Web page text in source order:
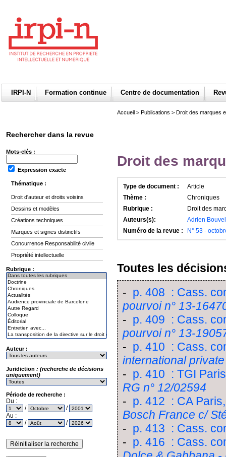
IRPI-N Formation continue Centre de documentation
Rechercher dans la revue
Mots-clés :
Expression exacte
Thématique :
Droit d'auteur et droits voisins
Dessins et modèles
Créations techniques
Marques et signes distinctifs
Concurrence Responsabilité civile
Propriété intellectuelle
Rubrique :
Auteur :
Juridiction : (recherche de décisions
uniquement)
Période de recherche :
Du :
/
/
Au :
/
/
Accueil > Publications > Droit des marques
Droit des
Type de document :
Article
Thème :
Chroniques
Rubrique :
Droit des
Auteurs(s):
Adrien Bouvel
Numéro de la revue :
N° 53 -
Toutes les
- p. 408 : Cass.
pourvoi n° 13-
- p. 409 : Cass.
pourvoi n° 13-
- p. 410 : Cass.
international
- p. 410 : TGI
RG n° 12/02594
- p. 412 : CA
Bosch France c/
- p. 413 : Cass.
- p. 416 : Cass.